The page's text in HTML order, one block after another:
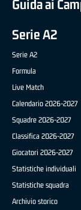
Guida ai
Serie A2
Serie A2
Formula
Live Match
Calendario 2026-2027
Squadre 2026-2027
Classifica 2026-2027
Giocatori 2026-2027
Statistiche individuali
Statistiche squadra
Archivio storico